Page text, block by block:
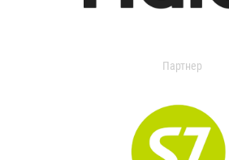
Партнер